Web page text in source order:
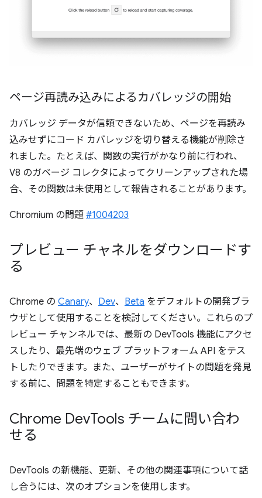
ページ再読み込みによるカバレッジの開始
カバレッジ データが信頼できないため、ページを再読み
込みせずにコード カバレッジを切り替える機能が削除さ
れました。たとえば、関数の実行がかなり前に行われ、
V8 のガベージ コレクタによってクリーンアップされた場
合、その関数は未使用として報告されることがあります。
Chromium の問題 #1004203
プレビュー チャネルをダウンロードす
る
Chrome の Canary、 Dev、 Beta をデフォルトの開発ブラ
ウザとして使用することを検討してください。これらのプ
レビュー チャンネルでは、最新の DevTools 機能にアクセ
スしたり、最先端のウェブ プラットフォーム API をテス
トしたりできます。また、ユーザーがサイトの問題を発見
する前に、問題を特定することもできます。
Chrome DevTools チームに問い合わ
せる
DevTools の新機能、更新、その他の関連事項について話
し合うには、次のオプションを使用します。